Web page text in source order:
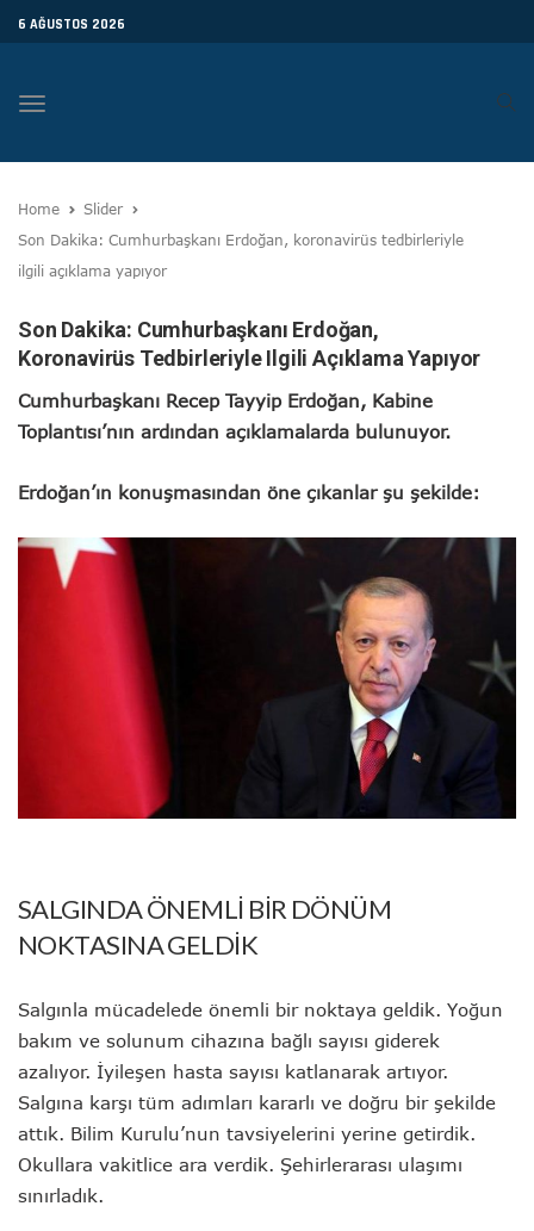
6 AĞUSTOS 2026
Toggle
Home
Slider
Son Dakika: Cumhurbaşkanı Erdoğan, koronavirüs tedbirleriyle
ilgili açıklama yapıyor
Son Dakika: Cumhurbaşkanı Erdoğan,
Koronavirüs Tedbirleriyle Ilgili Açıklama Yapıyor
Cumhurbaşkanı Recep Tayyip Erdoğan, Kabine
Toplantısı’nın ardından açıklamalarda bulunuyor.
Erdoğan’ın konuşmasından öne çıkanlar şu şekilde:
SALGINDA ÖNEMLİ BİR DÖNÜM
NOKTASINA GELDİK
Salgınla mücadelede önemli bir noktaya geldik. Yoğun
bakım ve solunum cihazına bağlı sayısı giderek
azalıyor. İyileşen hasta sayısı katlanarak artıyor.
Salgına karşı tüm adımları kararlı ve doğru bir şekilde
attık. Bilim Kurulu’nun tavsiyelerini yerine getirdik.
Okullara vakitlice ara verdik. Şehirlerarası ulaşımı
sınırladık.